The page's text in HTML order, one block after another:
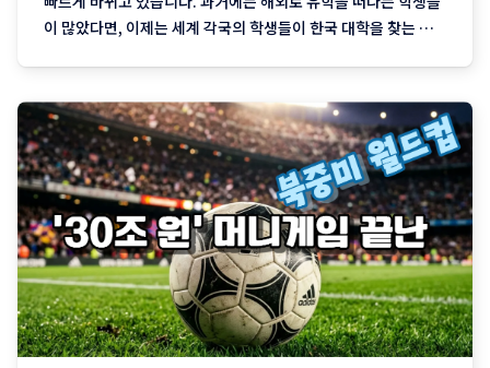
이 많았다면, 이제는 세계 각국의 학생들이 한국 대학을 찾는 사
한 통계로 보여줍니다. 대학알리미 공시자료를 바탕으로 국내 대
학의 교육 환경과 외국인